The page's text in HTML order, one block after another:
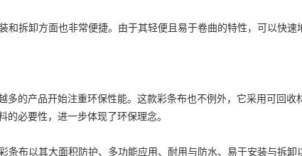
和拆卸方面也非常便捷。由于其轻便且易于卷曲的特性，可以快
多的产品开始注重环保性能。这款彩条布也不例外，它采用可回
必要性，进一步体现了环保理念。
条布以其大面积防护、多功能应用、耐用与防水、易于安装与拆